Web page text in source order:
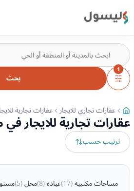
ليسول
1
بحث
عقارات تجاري للايجار عقارات تجارية
عقارات تجارية للايجار
ترتيب حسب
مساحات مكتبيه(
17
)عياده(
8
)محل(
5
)